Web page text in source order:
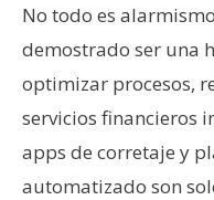
c
i
d
a
d
No todo es
demostrado ser una
optimizar procesos,
servicios financieros
apps de corretaje y
automatizado son